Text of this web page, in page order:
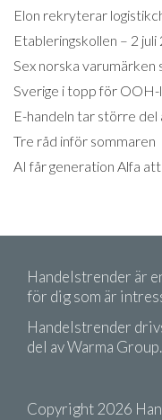
Elon rekryterar
Etableringskollen – 2 juli
Sex norska varumärken
Sverige i topp för
E-handeln tar större del
Tre råd inför sommaren
AI får generation Alfa
Handelstrender är
för dig som är
Handelstrender
del av Warma Group.
Copyright 2026